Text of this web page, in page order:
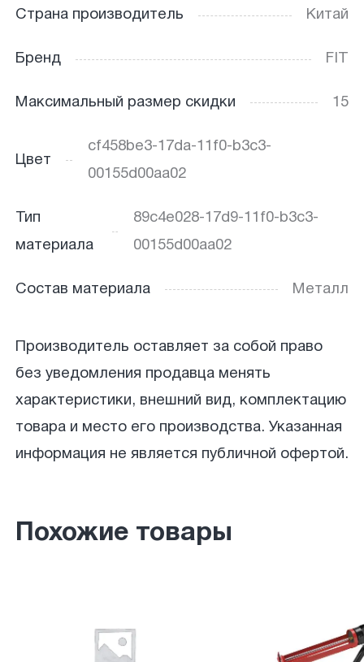
Страна производитель Китай
Бренд FIT
Максимальный размер скидки 15
Цвет
cf458be3-17da-11f0-b3c3-
00155d00aa02
Тип
материала
89c4e028-17d9-11f0-b3c3-
00155d00aa02
Состав материала Металл
Производитель оставляет за собой право
без уведомления продавца менять
характеристики, внешний вид, комплектацию
товара и место его производства. Указанная
информация не является публичной офертой.
Похожие товары